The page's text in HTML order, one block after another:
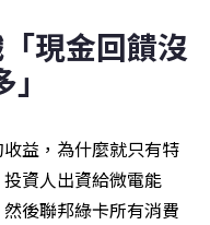
「現金回饋沒
收益，為什麼就只有特
資人出資給微電能
後聯邦綠卡所有消費